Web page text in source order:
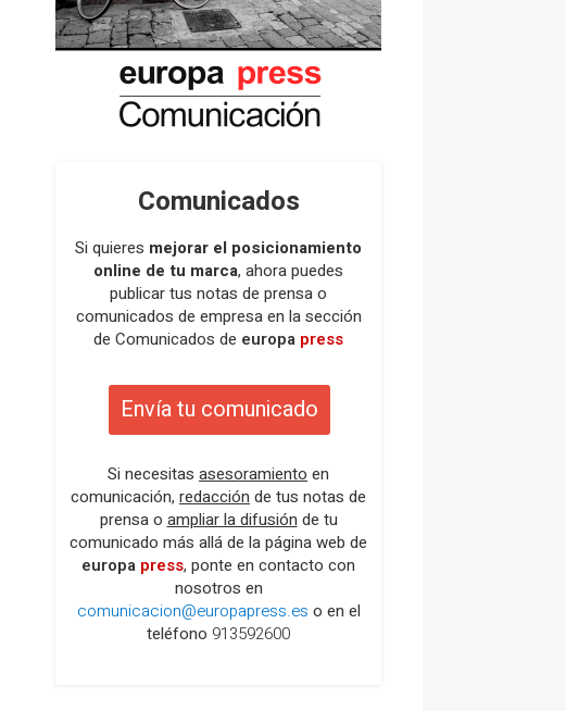
Comunicados
Si quieres mejorar el posicionamiento
online de tu marca, ahora puedes
publicar tus notas de prensa o
comunicados de empresa en la sección
de Comunicados de europa press
Envía tu comunicado
Si necesitas asesoramiento en
comunicación, redacción de tus notas de
prensa o ampliar la difusión de tu
comunicado más allá de la página web de
europa press, ponte en contacto con
nosotros en
comunicacion@europapress.es o en el
teléfono 913592600